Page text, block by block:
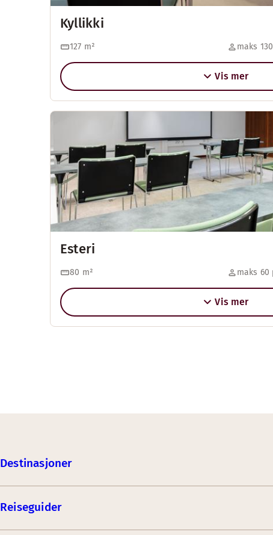
Kyllikki
127 m² maks
Vis mer
Esteri
80 m² maks 60
Vis mer
Destinasjoner
Reiseguider